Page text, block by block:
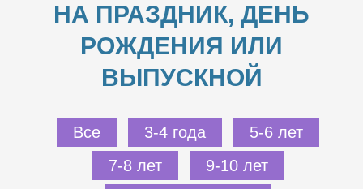
НА ПРАЗДНИК, ДЕНЬ
РОЖДЕНИЯ ИЛИ
ВЫПУСКНОЙ
Все 3-4 года
5-6 лет
7-8 лет
9-10 лет